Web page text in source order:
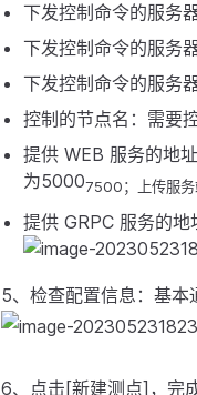
下发控制命令的服务
下发控制命令的服务
下发控制命令的服务
控制的节点名：需要
提供 WEB 服务的地
为50007500；上传服
提供 GRPC 服务的地
5、检查配置信息：基本
6、点击[新建测点]，完